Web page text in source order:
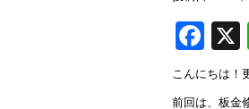
F
a
c
こんにちは！
前回は、板金